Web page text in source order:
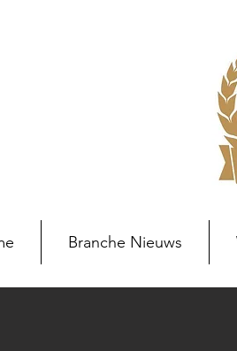
Branche Nieuws